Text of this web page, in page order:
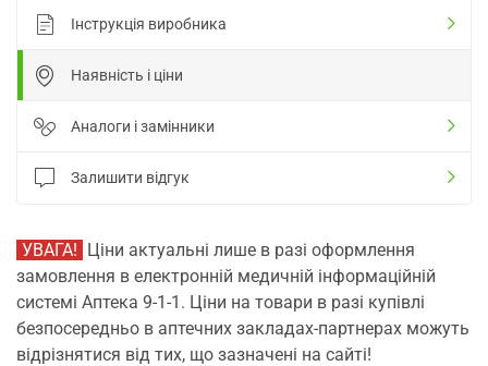
Інструкція виробника
Наявність і ціни
Аналоги і замінники
Залишити відгук
УВАГА! Ціни актуальні лише в разі оформлення
замовлення в електронній медичній інформаційній
системі Аптека 9-1-1. Ціни на товари в разі купівлі
безпосередньо в аптечних закладах-партнерах можуть
відрізнятися від тих, що зазначені на сайті!